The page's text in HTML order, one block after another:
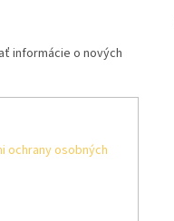
informácie o nových
ochrany osobných